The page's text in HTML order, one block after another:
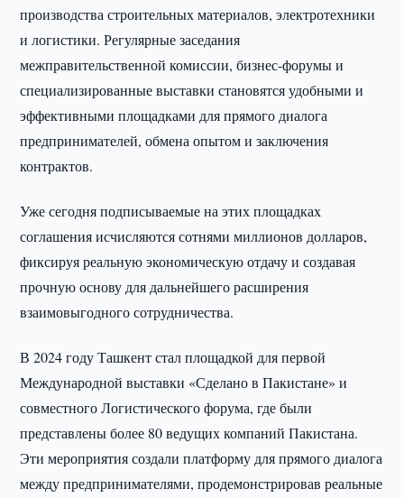
производства строительных материалов, электротехники
и логистики. Регулярные заседания
межправительственной комиссии, бизнес-форумы и
специализированные выставки становятся удобными и
эффективными площадками для прямого диалога
предпринимателей, обмена опытом и заключения
контрактов.
Уже сегодня подписываемые на этих площадках
соглашения исчисляются сотнями миллионов долларов,
фиксируя реальную экономическую отдачу и создавая
прочную основу для дальнейшего расширения
взаимовыгодного сотрудничества.
В 2024 году Ташкент стал площадкой для первой
Международной выставки «Сделано в Пакистане» и
совместного Логистического форума, где были
представлены более 80 ведущих компаний Пакистана.
Эти мероприятия создали платформу для прямого диалога
между предпринимателями, продемонстрировав реальные